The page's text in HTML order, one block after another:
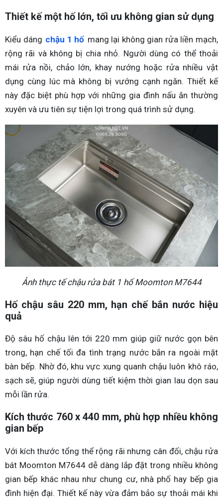
Thiết kế một hố lớn, tối ưu không gian sử dụng
Kiểu dáng chậu 1 hố mang lại không gian rửa liền mạch,
rộng rãi và không bị chia nhỏ. Người dùng có thể thoải
mái rửa nồi, chảo lớn, khay nướng hoặc rửa nhiều vật
dụng cùng lúc mà không bị vướng cạnh ngăn. Thiết kế
này đặc biệt phù hợp với những gia đình nấu ăn thường
xuyên và ưu tiên sự tiện lợi trong quá trình sử dụng.
Ảnh thực tế chậu rửa bát 1 hố Moomton M7644
Hố chậu sâu 220 mm, hạn chế bắn nước hiệu
quả
Độ sâu hố chậu lên tới 220 mm giúp giữ nước gọn bên
trong, hạn chế tối đa tình trạng nước bắn ra ngoài mặt
bàn bếp. Nhờ đó, khu vực xung quanh chậu luôn khô ráo,
sạch sẽ, giúp người dùng tiết kiệm thời gian lau dọn sau
mỗi lần rửa.
Kích thước 760 x 440 mm, phù hợp nhiều không
gian bếp
Với kích thước tổng thể rộng rãi nhưng cân đối, chậu rửa
bát Moomton M7644 dễ dàng lắp đặt trong nhiều không
gian bếp khác nhau như chung cư, nhà phố hay bếp gia
đình hiện đại. Thiết kế này vừa đảm bảo sự thoải mái khi